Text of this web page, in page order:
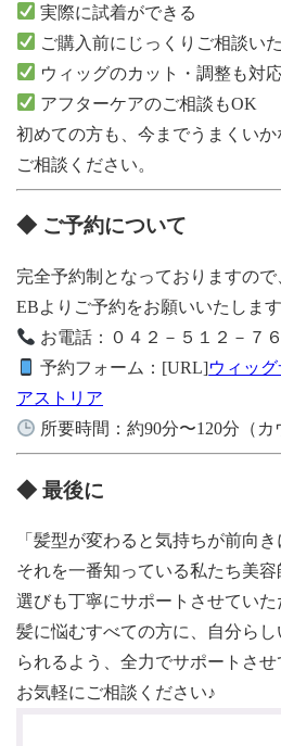
実際に試着ができる
ご購入前にじっくりご相談い
ウィッグのカット・調整も対
アフターケアのご相談もOK
初めての方も、今までうまくい
ご相談ください。
◆ ご予約について
完全予約制となっておりますの
EBよりご予約をお願いいたします
お電話：０４２－５１２－７
予約フォーム：[URL]ウィッ
アストリア
所要時間：約90分〜120分（カ
◆ 最後に
「髪型が変わると気持ちが前向き
それを一番知っている私たち美
選びも丁寧にサポートさせていた
髪に悩むすべての方に、自分ら
られるよう、全力でサポートさせ
お気軽にご相談ください♪